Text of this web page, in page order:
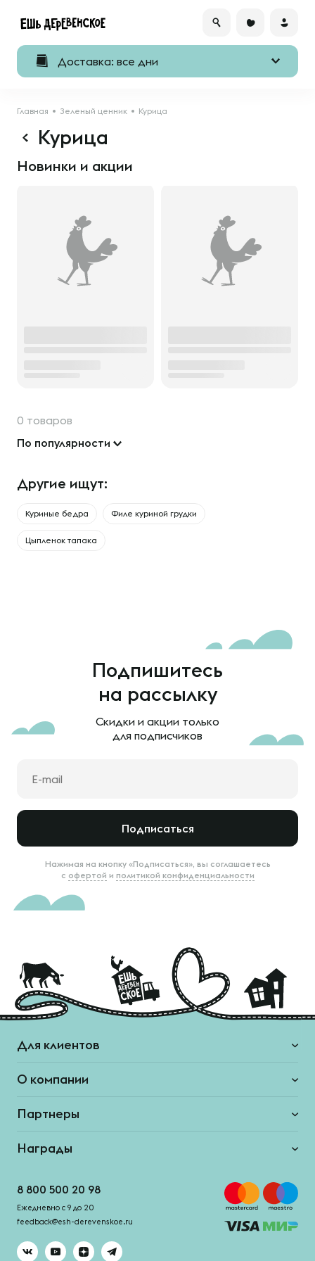
Доставка: все дни
Главная Зеленый ценник Курица
Курица
Новинки и акции
0 товаров
По популярности
Другие ищут:
Куриные бедра Филе куриной грудки
Цыпленок тапака
Подпишитесь
на рассылку
Скидки и акции только
для подписчиков
Подписаться
Нажимая на кнопку «Подписаться», вы соглашаетесь
с офертой и политикой конфиденциальности
Для клиентов
О компании
Партнеры
Награды
8 800 500 20 98
Ежедневно с 9 до 20
feedback@esh-derevenskoe.ru